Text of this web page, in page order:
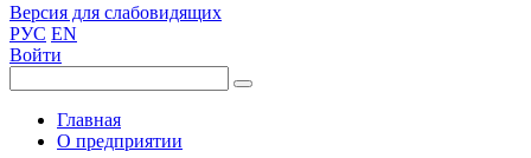
Версия для слабовидящих
РУС EN
Войти
Главная
О предприятии